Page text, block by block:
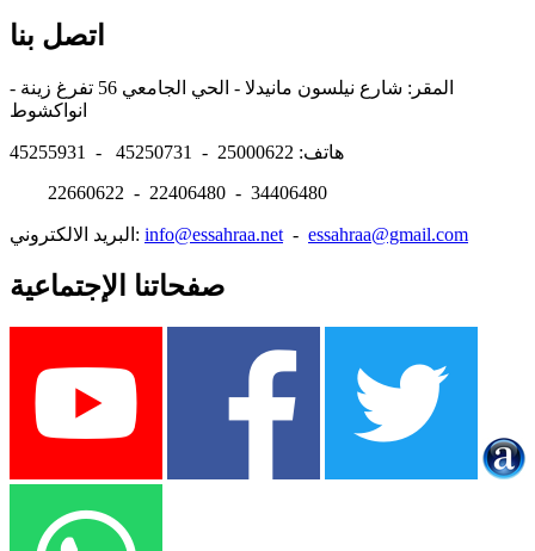
اتصل بنا
المقر: شارع نيلسون مانيدلا - الحي الجامعي 56 تفرغ زينة -
هاتف: 25000622 - 45250731 - 45255931
22660622 - 22406480 - 34406480
البريد الالكتروني: info@essahraa.net - essahraa@gmail.com
صفحاتنا الإجتماعية